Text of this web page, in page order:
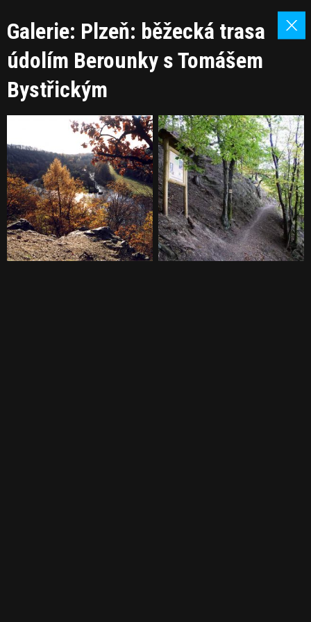
Galerie: Plzeň: běžecká trasa
údolím Berounky s Tomášem
Bystřickým